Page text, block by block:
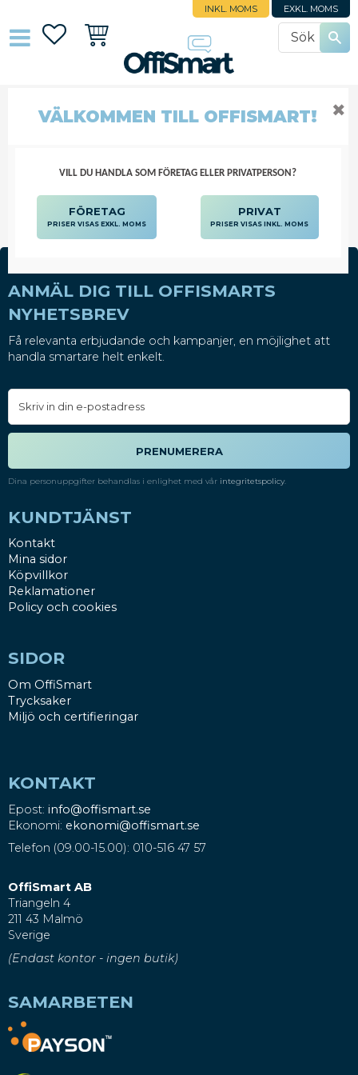
INKL. MOMS EXKL. MOMS
FavoriterKundvagn
MOPP ENGÅNGS
ANMÄL DIG TILL OFFISMARTS
NYHETSBREV
Få relevanta erbjudande och kampanjer, en möjlighet att
handla smartare helt enkelt.
PRENUMERERA
Dina personuppgifter behandlas i enlighet med vår integritetspolicy.
KUNDTJÄNST
Kontakt
Mina sidor
Köpvillkor
Reklamationer
Policy och cookies
SIDOR
Om OffiSmart
Trycksaker
Miljö och certifieringar
KONTAKT
Epost: info@offismart.se
Ekonomi: ekonomi@offismart.se
Telefon (09.00-15.00): 010-516 47 57
OffiSmart AB
Triangeln 4
211 43 Malmö
Sverige
(Endast kontor - ingen butik)
SAMARBETEN
VÄLKOMMEN TILL OFFISMART!
VILL DU HANDLA SOM FÖRETAG ELLER PRIVATPERSON?
FÖRETAG
PRISER VISAS EXKL. MOMS
PRIVAT
PRISER VISAS INKL. MOMS
✖